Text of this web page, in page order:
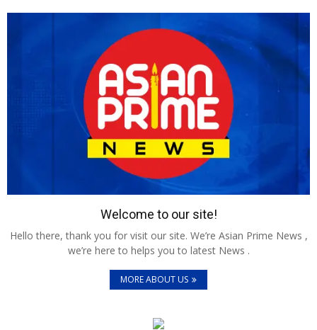
Welcome to our site!
Hello there, thank you for visit our site. We’re Asian Prime News ,
we’re here to helps you to latest News .
MORE ABOUT US